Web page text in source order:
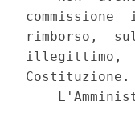
rimborso,
illegittimo,
Costituzione.